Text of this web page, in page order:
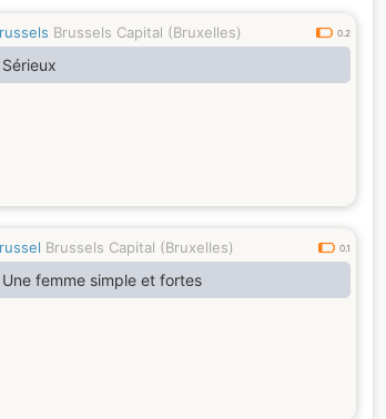
Brussels Capital (Bruxelles) 0.2
Sérieux
Brussels Capital (Bruxelles) 0.1
Une femme simple et fortes